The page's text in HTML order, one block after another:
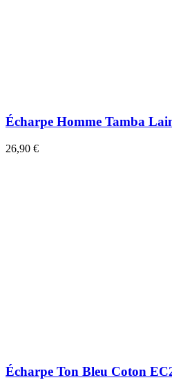
Écharpe Homme Tamba
26,90 €
Écharpe Ton Bleu Coton